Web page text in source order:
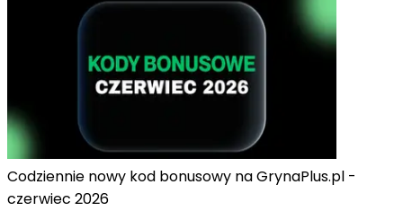
Codziennie nowy kod bonusowy na GrynaPlus.pl -
czerwiec 2026